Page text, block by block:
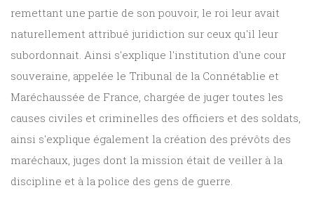
remettant une partie de son pouvoir, le roi leur avait
naturellement attribué juridiction sur ceux qu'il leur
subordonnait. Ainsi s'explique l'institution d'une cour
souveraine, appelée le Tribunal de la Connétablie et
Maréchaussée de France, chargée de juger toutes les
causes civiles et criminelles des officiers et des soldats,
ainsi s'explique également la création des prévôts des
maréchaux, juges dont la mission était de veiller à la
discipline et à la police des gens de guerre.